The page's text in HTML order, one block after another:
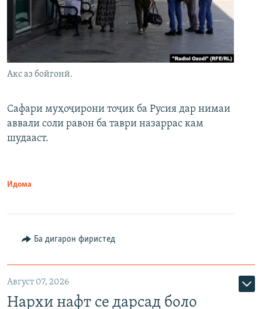
Акс аз бойгонӣ.
Сафари муҳоҷирони тоҷик ба Русия дар нимаи
аввали соли равон ба таври назаррас кам
шудааст.
Идома
Ба дигарон фиристед
Август 07, 2026
Нархи нафт се дарсад боло